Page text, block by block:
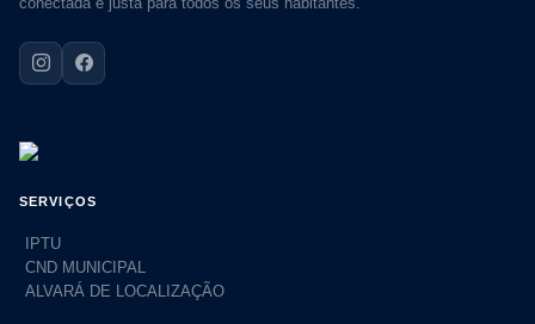
SERVIÇOS
IPTU
CND MUNICIPAL
ALVARÁ DE LOCALIZAÇÃO